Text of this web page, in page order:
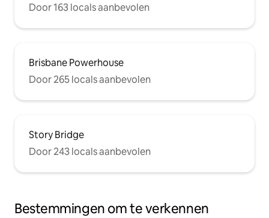
Door 163 locals aanbevolen
Brisbane Powerhouse
Door 265 locals aanbevolen
Story Bridge
Door 243 locals aanbevolen
Bestemmingen om te verkennen